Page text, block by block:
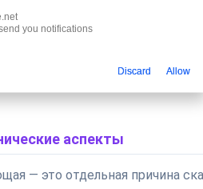
запоминающиеся противники,
локации, секреты и
аспекты
— это отдельная причина
you notifications
Discard Allow